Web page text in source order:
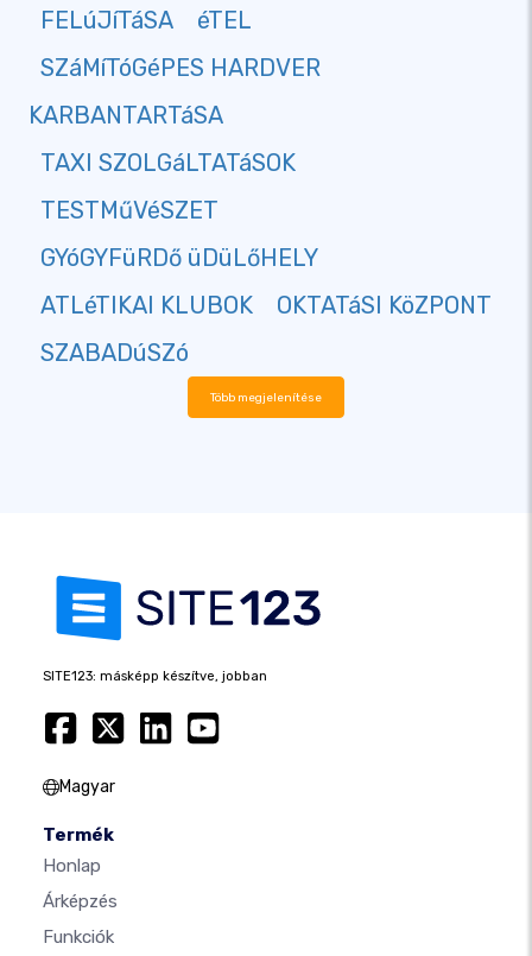
FELúJíTáSA
éTEL
SZáMíTóGéPES HARDVER
KARBANTARTáSA
TAXI SZOLGáLTATáSOK
TESTMűVéSZET
GYóGYFüRDő üDüLőHELY
ATLéTIKAI KLUBOK
OKTATáSI KöZPONT
SZABADúSZó
Több megjelenítése
SITE123: másképp készítve, jobban
Magyar
Termék
Honlap
Árképzés
Funkciók